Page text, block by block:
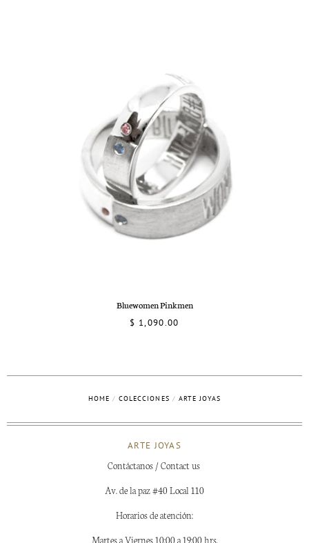
Bluewomen Pinkmen
$ 1,090.00
HOME / COLECCIONES / ARTE JOYAS
ARTE JOYAS
Contáctanos / Contact us
Av. de la paz #40 Local 110
Horarios de atención:
Martes a Viernes 10:00 a 19:00 hrs.